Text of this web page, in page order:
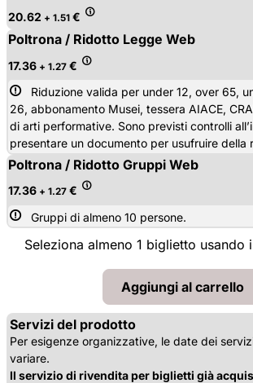
20.62 + 1.51 €
Poltrona / Ridotto Legge Web
17.36 + 1.27 €
Riduzione valida per under 12, over 65,
26, abbonamento Musei, tessera AIACE,
di arti performative. Sono previsti controlli
presentare un documento per usufruire della
Poltrona / Ridotto Gruppi Web
17.36 + 1.27 €
Gruppi di almeno 10 persone.
Seleziona almeno 1 biglietto usando
Servizi del prodotto
Per esigenze organizzative, le date dei
variare.
Il servizio di rivendita per biglietti già